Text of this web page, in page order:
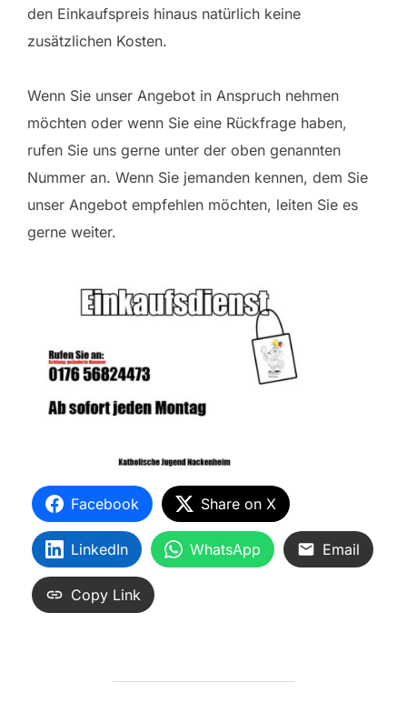
den Einkaufspreis hinaus natürlich keine
zusätzlichen Kosten.
Wenn Sie unser Angebot in Anspruch nehmen
möchten oder wenn Sie eine Rückfrage haben,
rufen Sie uns gerne unter der oben genannten
Nummer an. Wenn Sie jemanden kennen, dem Sie
unser Angebot empfehlen möchten, leiten Sie es
gerne weiter.
Facebook Share on X
LinkedIn WhatsApp Email
Copy Link